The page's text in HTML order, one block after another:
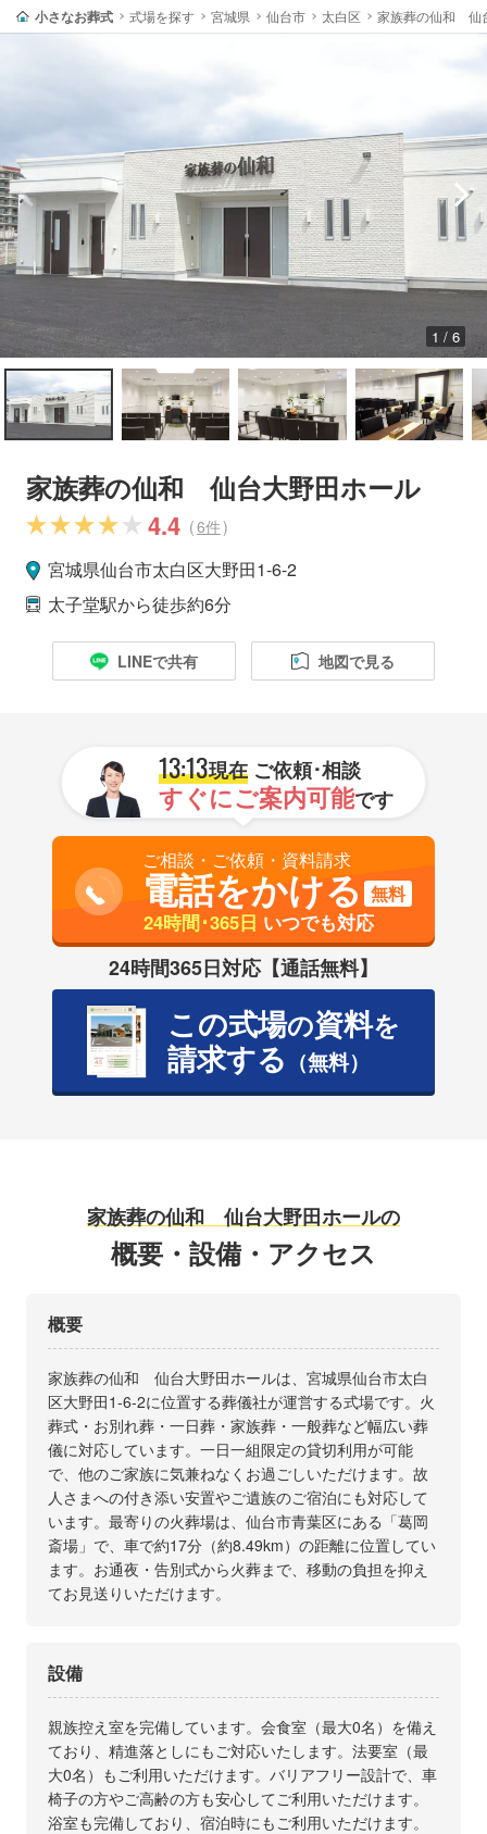
小さなお葬式 式場を探す 宮城県 仙台市 太白区 家族葬の仙和 仙
1 / 6
家族葬の仙和 仙台大野田ホール
4.4 (6件)
宮城県仙台市太白区大野田1-6-2
太子堂駅から徒歩約6分
LINEで共有 地図で見る
13:13現在ご依頼･相談
すぐにご案内可能です
ご相談・ご依頼・資料請求
電話をかける 無料
24時間･365日 いつでも対応
24時間365日対応【通話無料】
この式場の資料を
請求する （無料）
家族葬の仙和 仙台大野田ホールの
概要・設備・アクセス
概要
家族葬の仙和 仙台大野田ホールは、宮城県仙台市太白
区大野田1-6-2に位置する葬儀社が運営する式場です。火
葬式・お別れ葬・一日葬・家族葬・一般葬など幅広い葬
儀に対応しています。一日一組限定の貸切利用が可能
で、他のご家族に気兼ねなくお過ごしいただけます。故
人さまへの付き添い安置やご遺族のご宿泊にも対応して
います。最寄りの火葬場は、仙台市青葉区にある「葛岡
斎場」で、車で約17分（約8.49km）の距離に位置してい
ます。お通夜・告別式から火葬まで、移動の負担を抑え
てお見送りいただけます。
設備
親族控え室を完備しています。会食室（最大0名）を備え
ており、精進落としにもご対応いたします。法要室（最
大0名）もご利用いただけます。バリアフリー設計で、車
椅子の方やご高齢の方も安心してご利用いただけます。
浴室も完備しており、宿泊時にもご利用いただけます。